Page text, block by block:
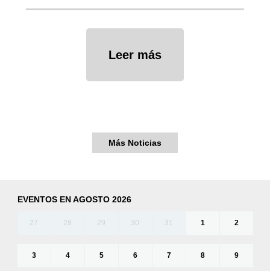
Leer más
Más Noticias
EVENTOS EN AGOSTO 2026
27 28 29 30 31 1 2
3 4 5 6 7 8 9